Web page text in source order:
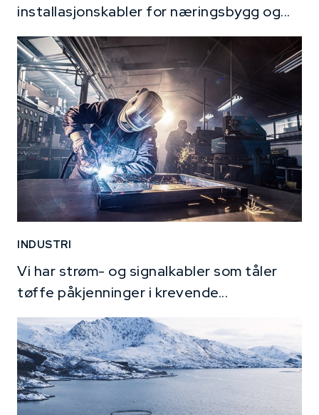
installasjonskabler for næringsbygg og...
INDUSTRI
Vi har strøm- og signalkabler som tåler
tøffe påkjenninger i krevende...